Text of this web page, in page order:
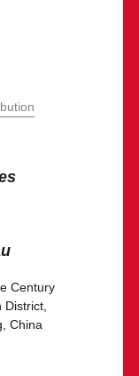
Century
District,
China